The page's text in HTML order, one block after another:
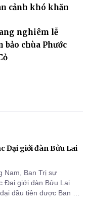
cảnh khó khăn
nghiêm lễ
bảo chùa Phước
Đại giới đàn Bửu Lai
Nam, Ban Trị sự
Đại giới đàn Bửu Lai
đầu tiên được Ban Trị